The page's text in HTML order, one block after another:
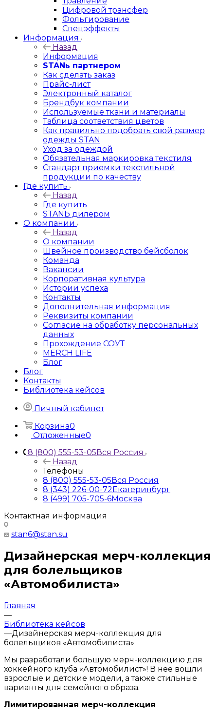
Цифровой трансфер
Фольгирование
Спецэффекты
Информация
Назад
Информация
STANь партнером
Как сделать заказ
Прайс-лист
Электронный каталог
Брендбук компании
Используемые ткани и материалы
Таблица соответствия цветов
Как правильно подобрать свой размер
одежды STAN
Уход за одеждой
Обязательная маркировка текстиля
Стандарт приемки текстильной
продукции по качеству
Где купить
Назад
Где купить
STANЬ дилером
О компании
Назад
О компании
Швейное производство бейсболок
Команда
Вакансии
Корпоративная культура
Истории успеха
Контакты
Дополнительная информация
Реквизиты компании
Согласие на обработку персональных
данных
Прохождение СОУТ
MERCH LIFE
Блог
Блог
Контакты
Библиотека кейсов
Личный кабинет
Корзина0
Отложенные0
8 (800) 555-53-05Вся Россия
Назад
Телефоны
8 (800) 555-53-05Вся Россия
8 (343) 226-00-72Екатеринбург
8 (499) 705-705-6Москва
Контактная информация
stan6@stan.su
Дизайнерская мерч-коллекция
для болельщиков
«Автомобилиста»
Главная
—
Библиотека кейсов
—Дизайнерская мерч-коллекция для
болельщиков «Автомобилиста»
Мы разработали большую мерч-коллекцию для
хоккейного клуба «Автомобилист»! В неё вошли
взрослые и детские модели, а также стильные
варианты для семейного образа.
Лимитированная мерч-коллекция